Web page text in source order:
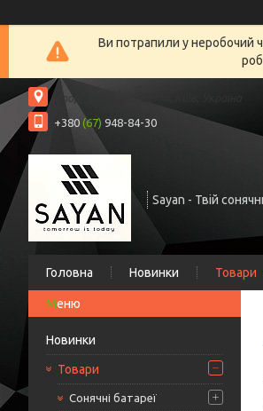
Ви потрапили у неробочий
Спортивна площа, 1а, Київ, Україна
+380 (67) 948-84-30
Sayan - Твій
Головна Новинки Товари
Новинки
Товари
Сонячні батареї